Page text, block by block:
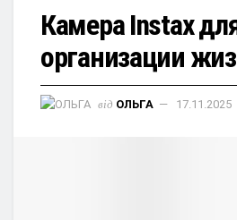
Камера Instax
организации
від ОЛЬГА 17.11.2025